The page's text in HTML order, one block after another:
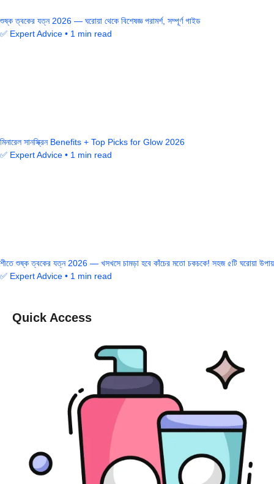
শুষ্ক ত্বকের যত্ন 2026 — ঘরোয়া থেকে বিশেষজ্ঞ পরামর্শ, সম্পূর্ণ গাইড
✅ Expert Advice • 1 min read
মিনারেল সানস্ক্রিন Benefits + Top Picks for Glow 2026
✅ Expert Advice • 1 min read
শীতে শুষ্ক ত্বকের যত্ন 2026 — খসখসে চামড়া হবে কাঁচের মতো চকচকে! সহজ ৫টি ঘরোয়া উপায়
✅ Expert Advice • 1 min read
Quick Access